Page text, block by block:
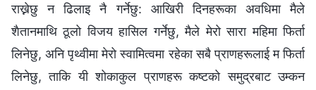
राख्नेछु न ढिलाइ नै गर्नेछु: आखिरी दिनहरूका अवधिमा मैले
शैतानमाथि ठूलो विजय हासिल गर्नेछु, मैले मेरो सारा महिमा फिर्ता
लिनेछु, अनि पृथ्वीमा मेरो स्वामित्वमा रहेका सबै प्राणहरूलाई म फिर्ता
लिनेछु, ताकि यी शोकाकुल प्राणहरू कष्टको समुद्रबाट उम्कन